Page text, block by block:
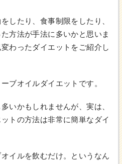
したり、食事制限をしたり、
方法が手法に多いかと思いま
わったダイエットをご紹介し
ブオイルダイエットです。
いかもしれませんが、実は、
トの方法は非常に簡単なダイ
イルを飲むだけ。というなん